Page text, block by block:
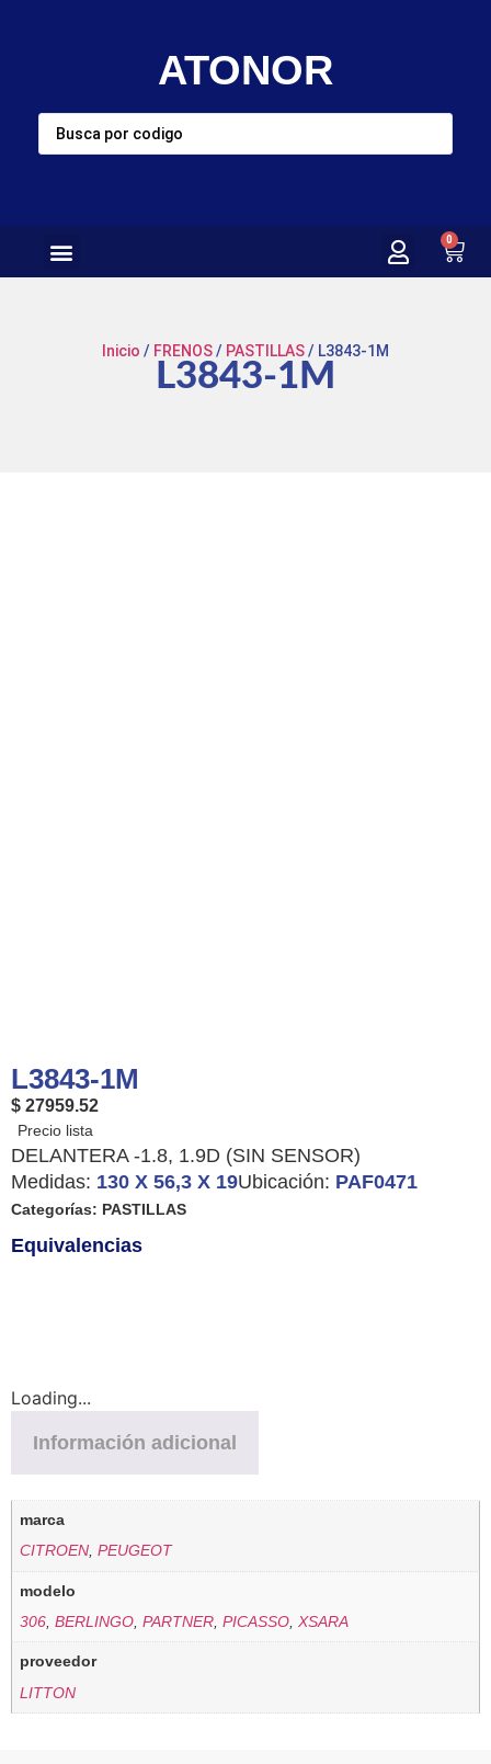
ATONOR
0
Inicio / FRENOS/ PASTILLAS/ L3843-1M
L3843-1M
L3843-1M
$ 27959.52
DELANTERA -1.8, 1.9D (SIN SENSOR)
Medidas: 130 X 56,3 X 19Ubicación: PAF0471
Categorías: PASTILLAS
Equivalencias
Loading...
Información adicional
marca
CITROEN,PEUGEOT
modelo
306 ,BERLINGO ,PARTNER ,PICASSO XSARA
proveedor
LITTON